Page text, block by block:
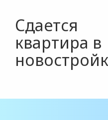
Сдается
квартира в